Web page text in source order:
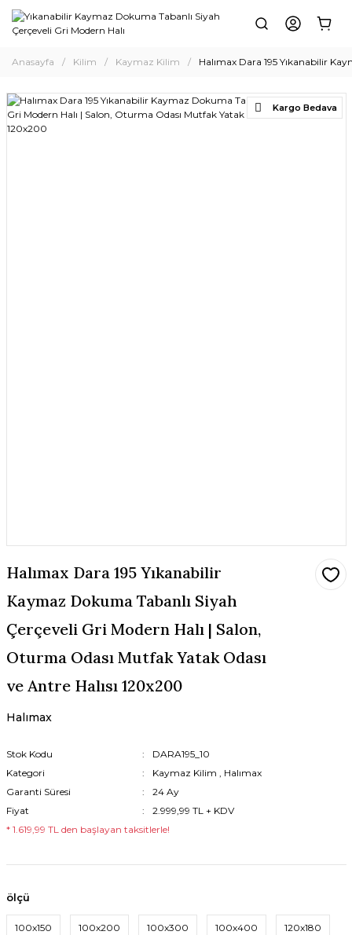
Anasayfa Kilim Kaymaz Kilim Halımax Dara 195 Yıkanabilir
Kargo Bedava
Halımax Dara 195 Yıkanabilir
Kaymaz Dokuma Tabanlı Siyah
Çerçeveli Gri Modern Halı | Salon,
Oturma Odası Mutfak Yatak Odası
ve Antre Halısı 120x200
Halımax
Stok Kodu
DARA195_10
Kategori
Kaymaz Kilim , Halımax
Garanti Süresi
24 Ay
Fiyat
2.999,99 TL + KDV
* 1.619,99 TL den başlayan taksitlerle!
ölçü
100x150 100x200 100x300 100x400 120x180